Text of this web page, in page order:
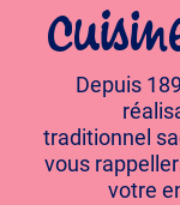
Depuis
traditionnel
vous
votre